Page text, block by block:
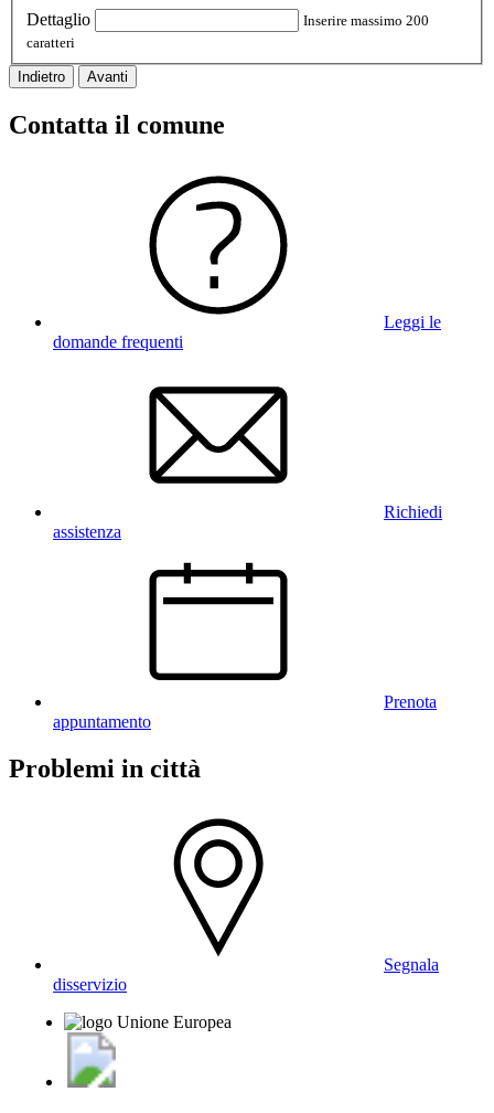
Dettaglio
Inserire massimo 200
caratteri
Indietro Avanti
Contatta il comune
Leggi le
domande frequenti
Richiedi
assistenza
Prenota
appuntamento
Problemi in città
Segnala
disservizio